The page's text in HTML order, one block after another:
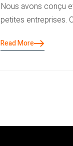
Nous avons conçu
petites entreprises.
Read More